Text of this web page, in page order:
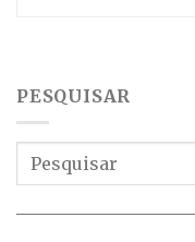
PESQUISAR